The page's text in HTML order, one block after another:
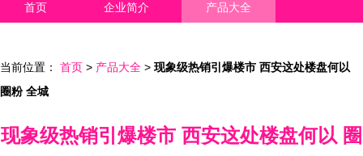
首页 企业简介 产品大全
当前位置： 首页 > 产品大全 > 现象级热销引爆楼市 西安这处楼盘何以
圈粉 全城
现象级热销引爆楼市 西安这处楼盘何以 圈